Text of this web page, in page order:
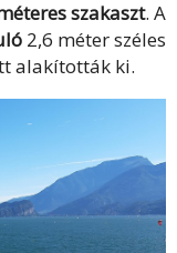
szakaszt. A
2,6 méter széles
alakították ki.